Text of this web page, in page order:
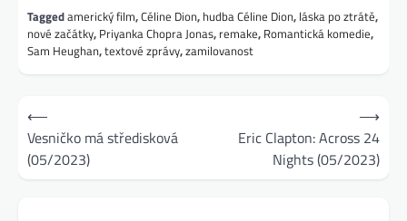
Taggedamerický film,Céline Dion, hudba Céline Dion, láska po ztrátě,
nové začátky, Priyanka Chopra Jonas, remake, Romantická komedie,
Sam Heughan,textové zprávy,zamilovanost
Navigace
pro
příspěvek
⟵
Vesničko má středisková
(05/2023)
Eric Clapton: Across 24
Nights (05/2023)
⟶